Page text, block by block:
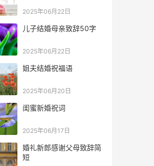
2025年06月22日
儿子结婚母亲致辞50字
2025年06月22日
姐夫结婚祝福语
2025年06月20日
闺蜜新婚祝词
2025年06月17日
婚礼新郎感谢父母致辞简
短